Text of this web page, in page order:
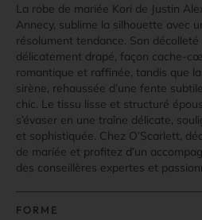
La robe de mariée Kori de Justin
Annecy, sublime la silhouette avec
résolument tendance. Son
délicatement drapé, façon cache-
romantique et raffinée, tandis que
sirène, rehaussée d’une fente
chic. Le tissu lisse et structuré
s’évaser en une traîne délicate,
et sophistiquée. Chez O’Scarlett,
de mariée et profitez d’un
des conseillères expertes et
FORME